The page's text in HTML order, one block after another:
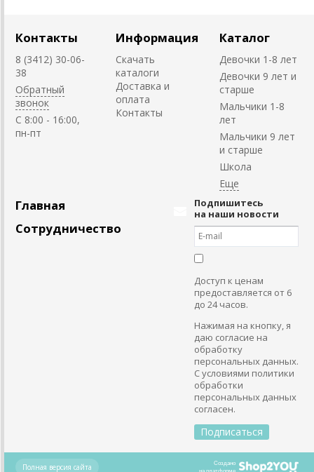
Контакты
8 (3412) 30-06-
38
Обратный
звонок
C 8:00 - 16:00,
пн-пт
Информация
Скачать
каталоги
Доставка и
оплата
Контакты
Каталог
Девочки 1-8 лет
Девочки 9 лет и
старше
Мальчики 1-8
лет
Мальчики 9 лет
и старше
Школа
Главная
Сотрудничество
Подпишитесь
на наши новости
Доступ к ценам
предоставляется от 6
до 24 часов.
Нажимая на кнопку, я
даю согласие на
обработку
персональных данных.
С условиями политики
обработки
персональных данных
согласен.
Создано
на платформе
Полная версия сайта